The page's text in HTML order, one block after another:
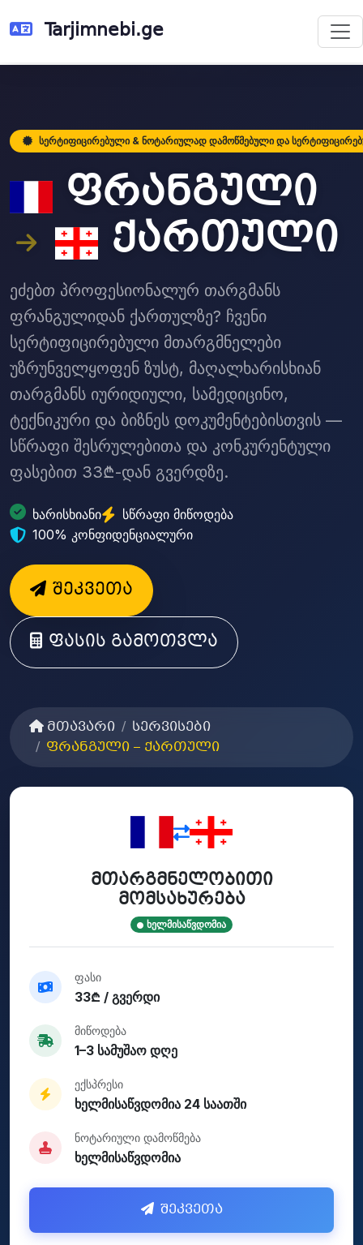
Tarjimnebi.ge
სერტიფიცირებული & ნოტარიულად დამოწმებული და
ფრანგული
ქართული
ეძებთ პროფესიონალურ თარგმანს
ფრანგულიდან ქართულზე? ჩვენი
სერტიფიცირებული მთარგმნელები
უზრუნველყოფენ ზუსტ, მაღალხარისხიან
თარგმანს იურიდიული, სამედიცინო,
ტექნიკური და ბიზნეს დოკუმენტებისთვის —
სწრაფი შესრულებითა და კონკურენტული
ფასებით 33₾-დან გვერდზე.
ხარისხიანი
სწრაფი მიწოდება
100% კონფიდენციალური
შეკვეთა
ფასის გამოთვლა
მთავარი
სერვისები
ფრანგული – ქართული
მთარგმნელობითი
მომსახურება
ხელმისაწვდომია
ფასი
33₾ / გვერდი
მიწოდება
1–3 სამუშაო დღე
ექსპრესი
ხელმისაწვდომია 24 საათში
ნოტარიული დამოწმება
ხელმისაწვდომია
შეკვეთა